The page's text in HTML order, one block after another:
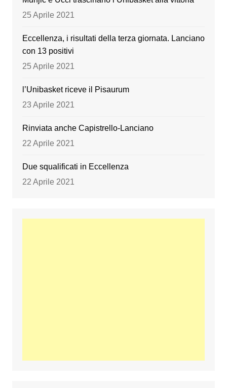
25 Aprile 2021
Eccellenza, i risultati della terza giornata. Lanciano
con 13 positivi
25 Aprile 2021
l’Unibasket riceve il Pisaurum
23 Aprile 2021
Rinviata anche Capistrello-Lanciano
22 Aprile 2021
Due squalificati in Eccellenza
22 Aprile 2021